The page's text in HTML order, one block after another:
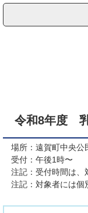
令和8年度
場所：遠賀町中央公
受付：午後1時〜
注記：受付時間は、
注記：対象者には個